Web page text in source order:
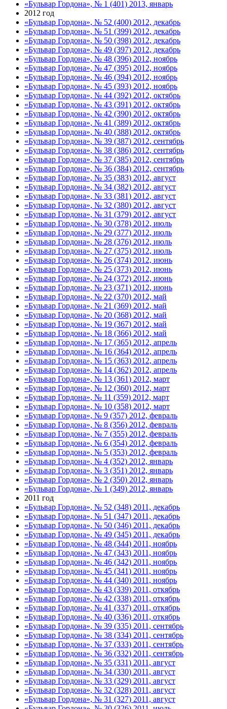
«Бульвар Гордона», № 1 (401) 2013, январь
2012 год
«Бульвар Гордона», № 52 (400) 2012, декабрь
«Бульвар Гордона», № 51 (399) 2012, декабрь
«Бульвар Гордона», № 50 (398) 2012, декабрь
«Бульвар Гордона», № 49 (397) 2012, декабрь
«Бульвар Гордона», № 48 (396) 2012, ноябрь
«Бульвар Гордона», № 47 (395) 2012, ноябрь
«Бульвар Гордона», № 46 (394) 2012, ноябрь
«Бульвар Гордона», № 45 (393) 2012, ноябрь
«Бульвар Гордона», № 44 (392) 2012, октябрь
«Бульвар Гордона», № 43 (391) 2012, октябрь
«Бульвар Гордона», № 42 (390) 2012, октябрь
«Бульвар Гордона», № 41 (389) 2012, октябрь
«Бульвар Гордона», № 40 (388) 2012, октябрь
«Бульвар Гордона», № 39 (387) 2012, сентябрь
«Бульвар Гордона», № 38 (386) 2012, сентябрь
«Бульвар Гордона», № 37 (385) 2012, сентябрь
«Бульвар Гордона», № 36 (384) 2012, сентябрь
«Бульвар Гордона», № 35 (383) 2012, август
«Бульвар Гордона», № 34 (382) 2012, август
«Бульвар Гордона», № 33 (381) 2012, август
«Бульвар Гордона», № 32 (380) 2012, август
«Бульвар Гордона», № 31 (379) 2012, август
«Бульвар Гордона», № 30 (378) 2012, июль
«Бульвар Гордона», № 29 (377) 2012, июль
«Бульвар Гордона», № 28 (376) 2012, июль
«Бульвар Гордона», № 27 (375) 2012, июль
«Бульвар Гордона», № 26 (374) 2012, июнь
«Бульвар Гордона», № 25 (373) 2012, июнь
«Бульвар Гордона», № 24 (372) 2012, июнь
«Бульвар Гордона», № 23 (371) 2012, июнь
«Бульвар Гордона», № 22 (370) 2012, май
«Бульвар Гордона», № 21 (369) 2012, май
«Бульвар Гордона», № 20 (368) 2012, май
«Бульвар Гордона», № 19 (367) 2012, май
«Бульвар Гордона», № 18 (366) 2012, май
«Бульвар Гордона», № 17 (365) 2012, апрель
«Бульвар Гордона», № 16 (364) 2012, апрель
«Бульвар Гордона», № 15 (363) 2012, апрель
«Бульвар Гордона», № 14 (362) 2012, апрель
«Бульвар Гордона», № 13 (361) 2012, март
«Бульвар Гордона», № 12 (360) 2012, март
«Бульвар Гордона», № 11 (359) 2012, март
«Бульвар Гордона», № 10 (358) 2012, март
«Бульвар Гордона», № 9 (357) 2012, февраль
«Бульвар Гордона», № 8 (356) 2012, февраль
«Бульвар Гордона», № 7 (355) 2012, февраль
«Бульвар Гордона», № 6 (354) 2012, февраль
«Бульвар Гордона», № 5 (353) 2012, февраль
«Бульвар Гордона», № 4 (352) 2012, январь
«Бульвар Гордона», № 3 (351) 2012, январь
«Бульвар Гордона», № 2 (350) 2012, январь
«Бульвар Гордона», № 1 (349) 2012, январь
2011 год
«Бульвар Гордона», № 52 (348) 2011, декабрь
«Бульвар Гордона», № 51 (347) 2011, декабрь
«Бульвар Гордона», № 50 (346) 2011, декабрь
«Бульвар Гордона», № 49 (345) 2011, декабрь
«Бульвар Гордона», № 48 (344) 2011, ноябрь
«Бульвар Гордона», № 47 (343) 2011, ноябрь
«Бульвар Гордона», № 46 (342) 2011, ноябрь
«Бульвар Гордона», № 45 (341) 2011, ноябрь
«Бульвар Гордона», № 44 (340) 2011, ноябрь
«Бульвар Гордона», № 43 (339) 2011, откябрь
«Бульвар Гордона», № 42 (338) 2011, откябрь
«Бульвар Гордона», № 41 (337) 2011, откябрь
«Бульвар Гордона», № 40 (336) 2011, откябрь
«Бульвар Гордона», № 39 (335) 2011, сентябрь
«Бульвар Гордона», № 38 (334) 2011, сентябрь
«Бульвар Гордона», № 37 (333) 2011, сентябрь
«Бульвар Гордона», № 36 (332) 2011, сентябрь
«Бульвар Гордона», № 35 (331) 2011, август
«Бульвар Гордона», № 34 (330) 2011, август
«Бульвар Гордона», № 33 (329) 2011, август
«Бульвар Гордона», № 32 (328) 2011, август
«Бульвар Гордона», № 31 (327) 2011, август